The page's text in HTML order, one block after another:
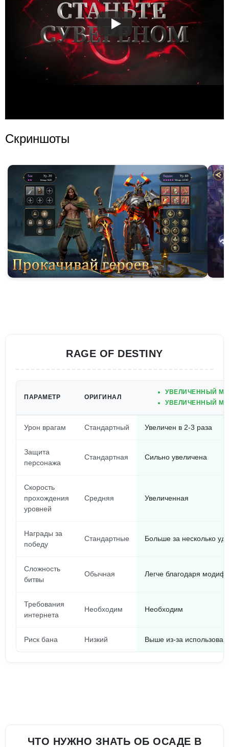
Скриншоты
RAGE OF DESTINY
ПАРАМЕТР ОРИГИНАЛ
УВЕЛИЧЕННЫЙ
УВЕЛИЧЕННЫЙ
Урон врагам Стандартный Увеличен в 2-3 раза
Защита
персонажа
Стандартная Сильно увеличена
Скорость
прохождения
уровней
Средняя Увеличенная
Награды за
победу
Стандартные Больше за несколько
Сложность
битвы
Обычная Легче благодаря
Требования
интернета
Необходим Необходим
Риск бана Низкий Выше из-за
ЧТО НУЖНО ЗНАТЬ ОБ ОСАДЕ В